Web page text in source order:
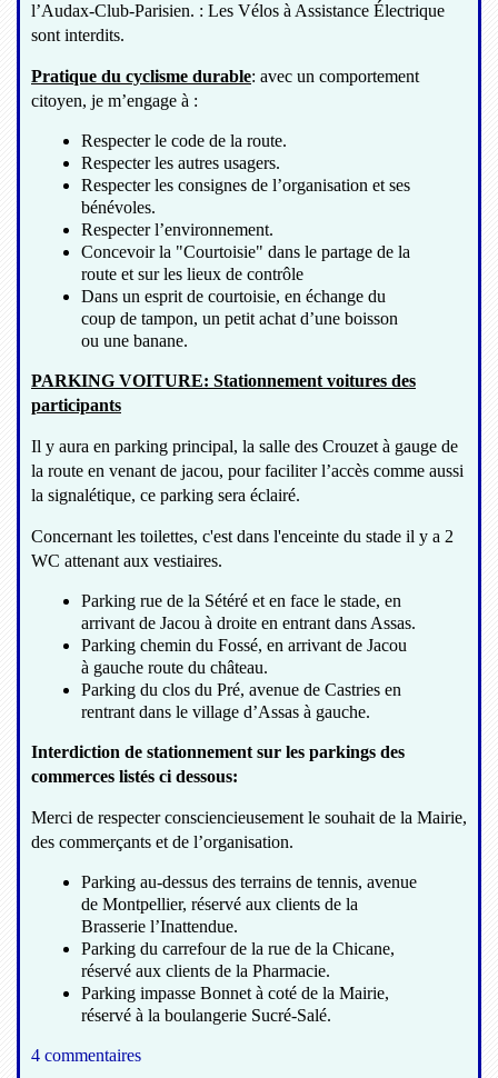
l’Audax-Club-Parisien. : Les Vélos à Assistance Électrique
sont interdits.
Pratique du cyclisme durable: avec un comportement
citoyen, je m’engage à :
Respecter le code de la route.
Respecter les autres usagers.
Respecter les consignes de l’organisation et ses
bénévoles.
Respecter l’environnement.
Concevoir la "Courtoisie" dans le partage de la
route et sur les lieux de contrôle
Dans un esprit de courtoisie, en échange du
coup de tampon, un petit achat d’une boisson
ou une banane.
PARKING VOITURE: Stationnement voitures des
participants
Il y aura en parking principal, la salle des Crouzet à gauge de
la route en venant de jacou, pour faciliter l’accès comme aussi
la signalétique, ce parking sera éclairé.
Concernant les toilettes, c'est dans l'enceinte du stade il y a 2
WC attenant aux vestiaires.
Parking rue de la Sétéré et en face le stade, en
arrivant de Jacou à droite en entrant dans Assas.
Parking chemin du Fossé, en arrivant de Jacou
à gauche route du château.
Parking du clos du Pré, avenue de Castries en
rentrant dans le village d’Assas à gauche.
Interdiction de stationnement sur les parkings des
commerces listés ci dessous:
Merci de respecter consciencieusement le souhait de la Mairie,
des commerçants et de l’organisation.
Parking au-dessus des terrains de tennis, avenue
de Montpellier, réservé aux clients de la
Brasserie l’Inattendue.
Parking du carrefour de la rue de la Chicane,
réservé aux clients de la Pharmacie.
Parking impasse Bonnet à coté de la Mairie,
réservé à la boulangerie Sucré-Salé.
4 commentaires